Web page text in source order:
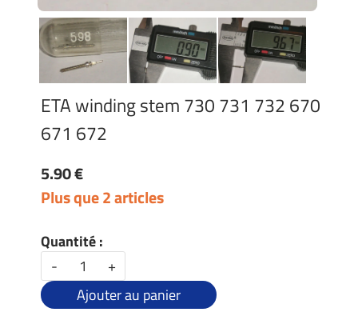
ETA winding stem 730 731 732 670
671 672
5.90 €
Plus que 2 articles
Quantité :
-
+
Ajouter au panier